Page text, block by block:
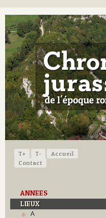
T+ T-
Accueil
Contact
ANNEES
LIEUX
A